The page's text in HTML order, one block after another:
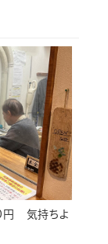
気持ちよ